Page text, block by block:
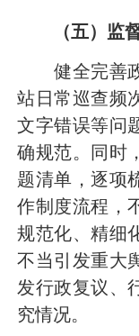
（五） 监
健全完善政
站日常巡查频
文字错误等问
确规范。同时
题清单，逐项
作制度流程，
规范化、精细
不当引发重大
发行政复议、
究情况。